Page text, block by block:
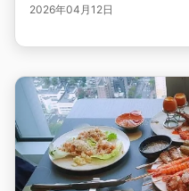
2026年04月12日